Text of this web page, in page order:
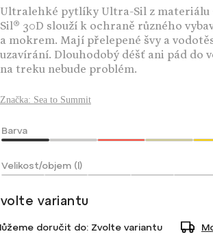
Ultralehké pytlíky Ultra-Sil z
Sil® 30D slouží k ochraně různého
a mokrem. Mají přelepené švy a
uzavírání. Dlouhodobý déšť ani pád do
na treku nebude problém.
Značka: Sea to Summit
Barva
Velikost/objem (l)
variantu
doručit do: Zvolte variantu